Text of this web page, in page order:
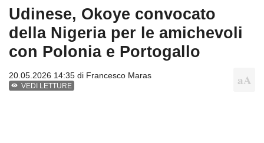
Udinese, Okoye convocato
della Nigeria per le amichevoli
con Polonia e Portogallo
20.05.2026 14:35 di Francesco Maras
VEDI LETTURE